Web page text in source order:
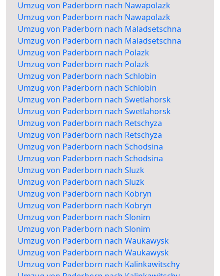
Umzug von Paderborn nach Nawapolazk
Umzug von Paderborn nach Nawapolazk
Umzug von Paderborn nach Maladsetschna
Umzug von Paderborn nach Maladsetschna
Umzug von Paderborn nach Polazk
Umzug von Paderborn nach Polazk
Umzug von Paderborn nach Schlobin
Umzug von Paderborn nach Schlobin
Umzug von Paderborn nach Swetlahorsk
Umzug von Paderborn nach Swetlahorsk
Umzug von Paderborn nach Retschyza
Umzug von Paderborn nach Retschyza
Umzug von Paderborn nach Schodsina
Umzug von Paderborn nach Schodsina
Umzug von Paderborn nach Sluzk
Umzug von Paderborn nach Sluzk
Umzug von Paderborn nach Kobryn
Umzug von Paderborn nach Kobryn
Umzug von Paderborn nach Slonim
Umzug von Paderborn nach Slonim
Umzug von Paderborn nach Waukawysk
Umzug von Paderborn nach Waukawysk
Umzug von Paderborn nach Kalinkawitschy